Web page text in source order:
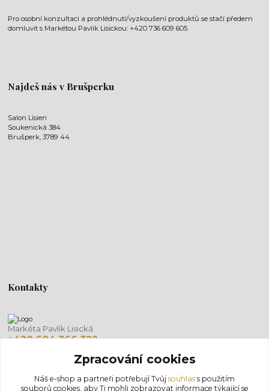
Pro osobní konzultaci a prohlédnutí/vyzkoušení produktů se stačí předem
domluvit s Markétou Pavlík Lisickou: +420 736 609 605.
Najdeš nás v Brušperku
Salon Lisien
Soukenická 384
Brušperk, 3789 44
Kontakty
Markéta Pavlík Lisická
+420 604 366 322
info@salonlisien.com
Zpracování cookies
Náš e-shop a partneři potřebují Tvůj souhlas s použitím
souborů cookies, aby Ti mohli zobrazovat informace týkající se